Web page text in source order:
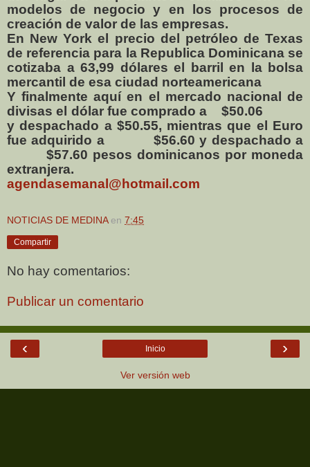
modelos de negocio y en los procesos de
creación de valor de las empresas.
En New York el precio del petróleo de Texas
de referencia para la Republica Dominicana se
cotizaba a 63,99 dólares el barril en la bolsa
mercantil de esa ciudad norteamericana
Y finalmente aquí en el mercado nacional de
divisas el dólar fue comprado a
$50.06
y despachado a $50.55, mientras que el Euro
fue adquirido a
$56.60 y despachado a
$57.60 pesos dominicanos por moneda
extranjera.
agendasemanal@hotmail.com
NOTICIAS DE MEDINA en 7:45
Compartir
No hay comentarios:
Publicar un comentario
‹ ›
Inicio
Ver versión web